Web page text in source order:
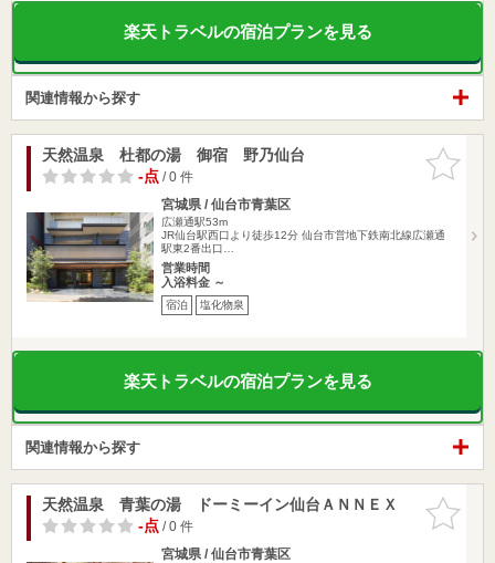
楽天トラベルの宿泊プランを見る
関連情報から探す
お気に入
りに追加
天然温泉 杜都の湯 御宿 野乃仙台
-点/ 0 件
宮城県 / 仙台市青葉区
広瀬通駅53m
JR仙台駅西口より徒歩12分 仙台市営地下鉄南北線広瀬通
駅東2番出口…
営業時間
入浴料金 ～
宿泊 塩化物泉
楽天トラベルの宿泊プランを見る
関連情報から探す
お気に入
りに追加
天然温泉 青葉の湯 ドーミーイン仙台ＡＮＮＥＸ
-点/ 0 件
宮城県 / 仙台市青葉区